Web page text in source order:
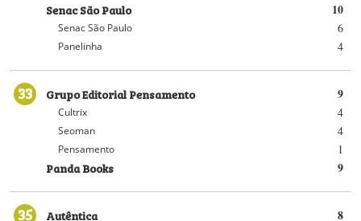
10
Senac São Paulo
6
Senac São Paulo
4
Panelinha
33 9
Grupo Editorial Pensamento
4
Cultrix
4
Seoman
1
Pensamento
9
Panda Books
35 8
Autêntica